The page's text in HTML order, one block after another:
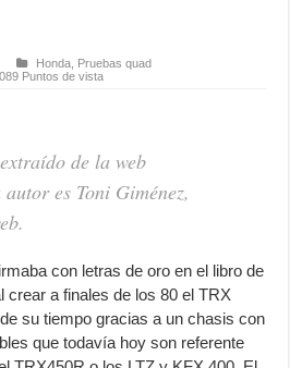
Honda Pruebas quad
Puntos de vista
de la web
es Toni Giménez,
con letras de oro en el libro de
crear a finales de los 80 el TRX
su tiempo gracias a un chasis con
que todavía hoy son referente